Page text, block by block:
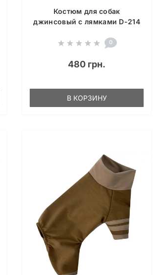
Костюм для собак
джинсовый с лямками D-214
0
480 грн.
В КОРЗИНУ